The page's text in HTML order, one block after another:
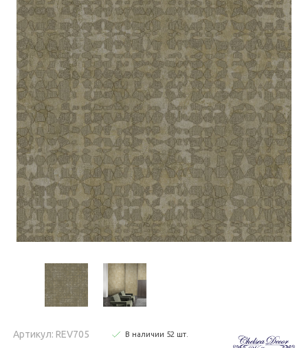
Артикул: REV705 В наличии 52 шт